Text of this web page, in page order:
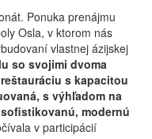
Ponuka prenájmu
Osla, v ktorom nás
vlastnej ázijskej
so svojimi dvoma
s kapacitou
s výhľadom na
modernú
v participácií